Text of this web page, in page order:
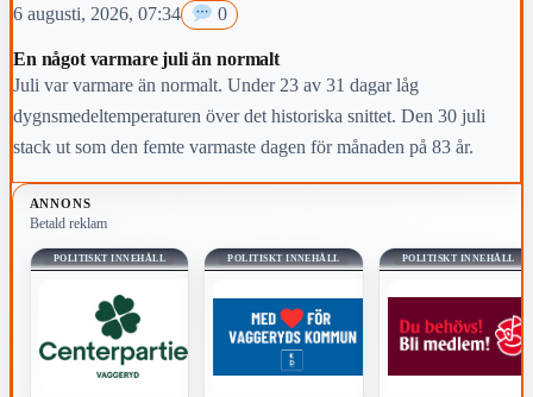
6 augusti, 2026, 07:34 0
En något varmare juli än normalt
Juli var varmare än normalt. Under 23 av 31 dagar låg
dygnsmedeltemperaturen över det historiska snittet. Den 30 juli
stack ut som den femte varmaste dagen för månaden på 83 år.
ANNONS
Betald reklam
POLITISKT INNEHÅLL POLITISKT INNEHÅLL POLITISKT INNEHÅLL